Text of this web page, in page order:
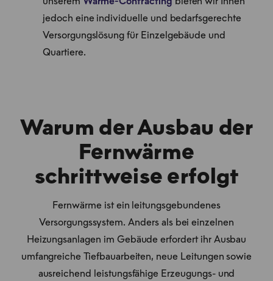
jedoch eine individuelle und bedarfsgerechte
Versorgungslösung für Einzelgebäude und
Quartiere.
Warum der Ausbau der
Fernwärme
schrittweise erfolgt
Fernwärme ist ein leitungsgebundenes
Versorgungssystem. Anders als bei einzelnen
Heizungsanlagen im Gebäude erfordert ihr Ausbau
umfangreiche Tiefbauarbeiten, neue Leitungen sowie
ausreichend leistungsfähige Erzeugungs- und